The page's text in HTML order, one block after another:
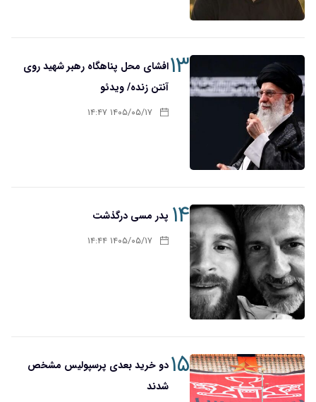
۱۳ افشای محل پناهگاه‌ رهبر شهید روی
آنتن زنده/ ویدئو
۱۴۰۵/۰۵/۱۷ ۱۴:۴۷
۱۴پدر مسی درگذشت
۱۴۰۵/۰۵/۱۷ ۱۴:۴۴
۱۵دو خرید بعدی پرسپولیس مشخص
شدند